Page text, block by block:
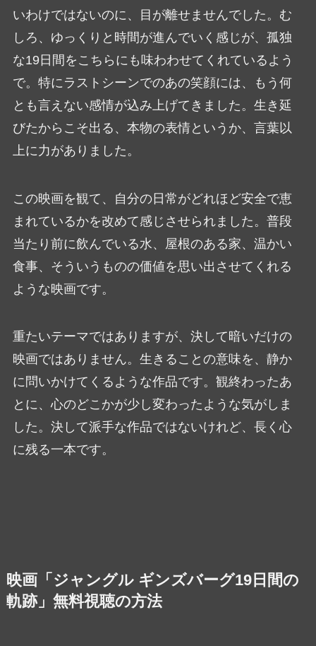
いわけではないのに、目が離せませんでした。む
しろ、ゆっくりと時間が進んでいく感じが、孤独
な19日間をこちらにも味わわせてくれているよう
で。特にラストシーンでのあの笑顔には、もう何
とも言えない感情が込み上げてきました。生き延
びたからこそ出る、本物の表情というか、言葉以
上に力がありました。
この映画を観て、自分の日常がどれほど安全で恵
まれているかを改めて感じさせられました。普段
当たり前に飲んでいる水、屋根のある家、温かい
食事、そういうものの価値を思い出させてくれる
ような映画です。
重たいテーマではありますが、決して暗いだけの
映画ではありません。生きることの意味を、静か
に問いかけてくるような作品です。観終わったあ
とに、心のどこかが少し変わったような気がしま
した。決して派手な作品ではないけれど、長く心
に残る一本です。
映画「ジャングル ギンズバーグ19日間の
軌跡」無料視聴の方法